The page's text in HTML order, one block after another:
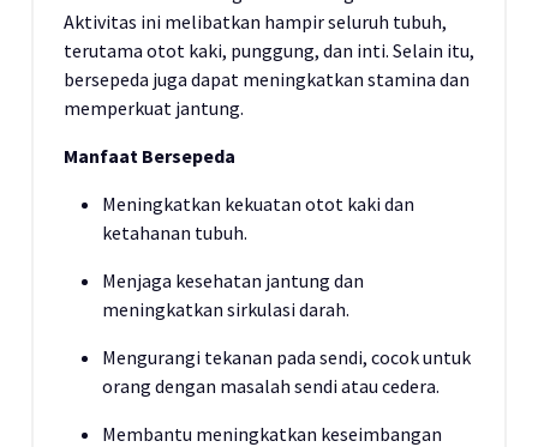
Aktivitas ini melibatkan hampir seluruh tubuh,
terutama otot kaki, punggung, dan inti. Selain itu,
bersepeda juga dapat meningkatkan stamina dan
memperkuat jantung.
Manfaat Bersepeda
Meningkatkan kekuatan otot kaki dan
ketahanan tubuh.
Menjaga kesehatan jantung dan
meningkatkan sirkulasi darah.
Mengurangi tekanan pada sendi, cocok untuk
orang dengan masalah sendi atau cedera.
Membantu meningkatkan keseimbangan